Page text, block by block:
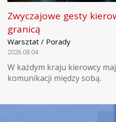
Zwyczajowe gesty
granicą
Warsztat / Porady
2026.08.04
W każdym kraju kierowcy
komunikacji między sobą.